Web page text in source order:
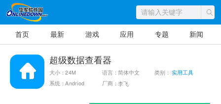
首页 最新 游戏 应用 专题 新闻
超级数据查看器
大小：24M 语言：简体中文 类别：实用工具
系统：Andriod
厂商：李飞